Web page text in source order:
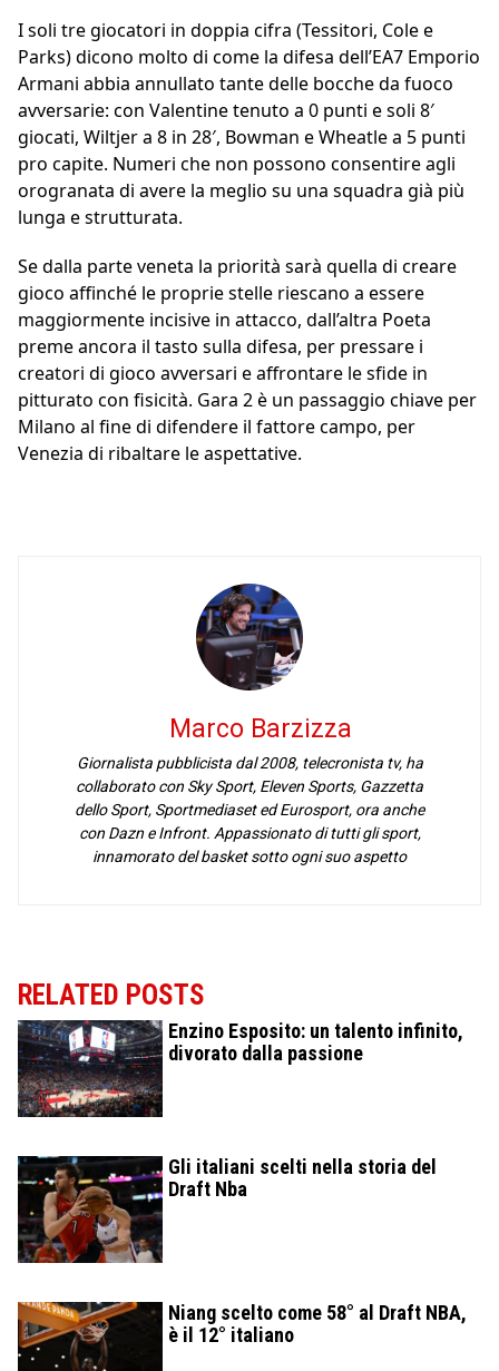
I soli tre giocatori in doppia cifra (Tessitori, Cole e
Parks) dicono molto di come la difesa dell’EA7 Emporio
Armani abbia annullato tante delle bocche da fuoco
avversarie: con Valentine tenuto a 0 punti e soli 8′
giocati, Wiltjer a 8 in 28′, Bowman e Wheatle a 5 punti
pro capite. Numeri che non possono consentire agli
orogranata di avere la meglio su una squadra già più
lunga e strutturata.
Se dalla parte veneta la priorità sarà quella di creare
gioco affinché le proprie stelle riescano a essere
maggiormente incisive in attacco, dall’altra Poeta
preme ancora il tasto sulla difesa, per pressare i
creatori di gioco avversari e affrontare le sfide in
pitturato con fisicità. Gara 2 è un passaggio chiave per
Milano al fine di difendere il fattore campo, per
Venezia di ribaltare le aspettative.
Marco Barzizza
Giornalista pubblicista dal 2008, telecronista tv, ha
collaborato con Sky Sport, Eleven Sports, Gazzetta
dello Sport, Sportmediaset ed Eurosport, ora anche
con Dazn e Infront. Appassionato di tutti gli sport,
innamorato del basket sotto ogni suo aspetto
RELATED POSTS
Enzino Esposito: un talento infinito,
divorato dalla passione
Gli italiani scelti nella storia del
Draft Nba
Niang scelto come 58° al Draft NBA,
è il 12° italiano